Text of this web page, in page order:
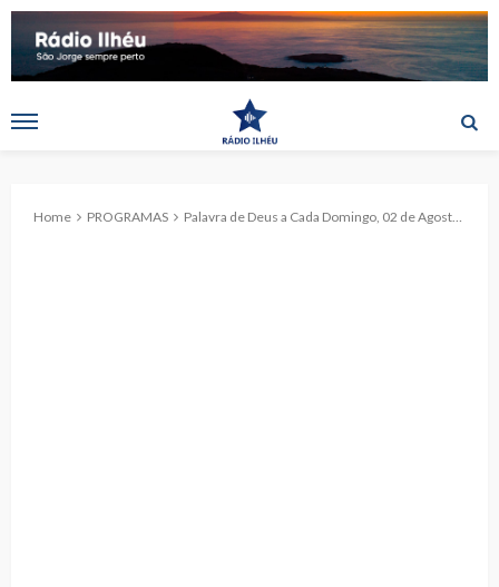
Home PROGRAMAS Palavra de Deus a Cada Domingo, 02 de Agosto de 2020 (c/aúdio)